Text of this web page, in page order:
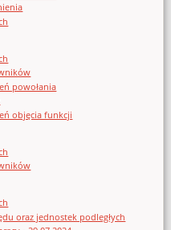
powołania
objęcia funkcji
oraz jednostek podległych